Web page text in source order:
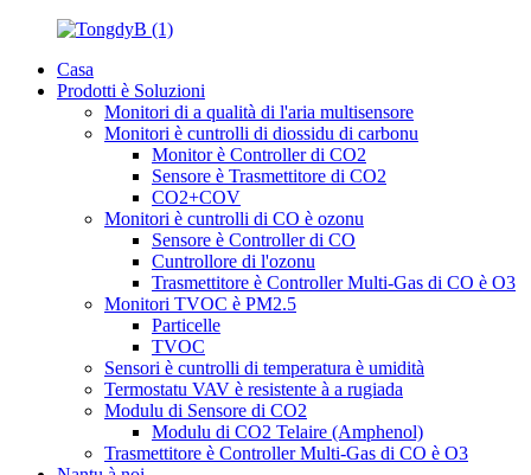
Casa
Prodotti è Soluzioni
Monitori di a qualità di l'aria multisensore
Monitori è cuntrolli di diossidu di carbonu
Monitor è Controller di CO2
Sensore è Trasmettitore di CO2
CO2+COV
Monitori è cuntrolli di CO è ozonu
Sensore è Controller di CO
Cuntrollore di l'ozonu
Trasmettitore è Controller Multi-Gas di CO è O3
Monitori TVOC è PM2.5
Particelle
TVOC
Sensori è cuntrolli di temperatura è umidità
Termostatu VAV è resistente à a rugiada
Modulu di Sensore di CO2
Modulu di CO2 Telaire (Amphenol)
Trasmettitore è Controller Multi-Gas di CO è O3